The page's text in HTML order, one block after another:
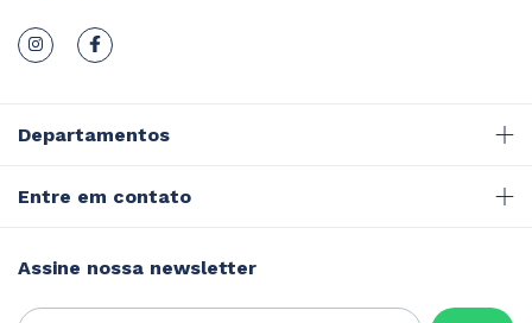
Departamentos
Entre em contato
Assine nossa newsletter